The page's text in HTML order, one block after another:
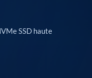
SSD haute